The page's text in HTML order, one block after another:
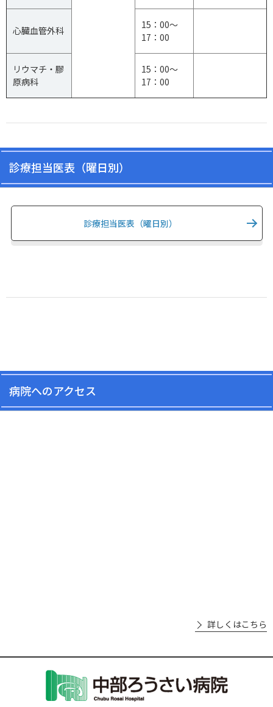
心臓血管外科
15：00～
17：00
リウマチ・膠
原病科
15：00～
17：00
診療担当医表（曜日別）
診療担当医表（曜日別）
病院へのアクセス
詳しくはこちら